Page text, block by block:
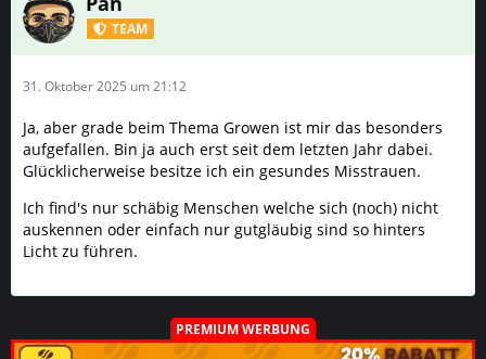
TEAM
31. Oktober 2025 um 21:12
Ja, aber grade beim Thema Growen ist mir das besonders
aufgefallen. Bin ja auch erst seit dem letzten Jahr dabei.
Glücklicherweise besitze ich ein gesundes Misstrauen.
Ich find's nur schäbig Menschen welche sich (noch) nicht
auskennen oder einfach nur gutgläubig sind so hinters
Licht zu führen.
PREMIUM WERBUNG